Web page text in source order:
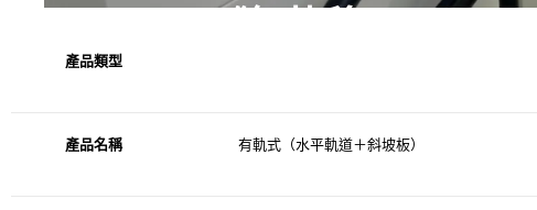
實績
產品類型
產品名稱 有軌式（水平軌道＋斜坡板）